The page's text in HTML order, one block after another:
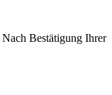
Nach Bestätigung Ihrer